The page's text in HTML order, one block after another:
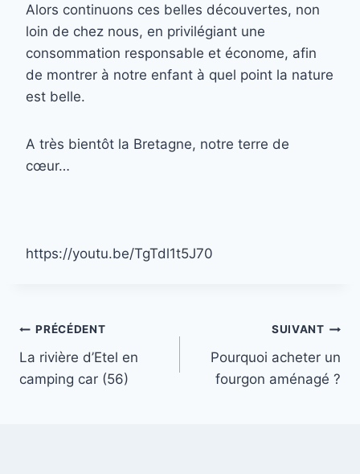
Alors continuons ces belles découvertes, non
loin de chez nous, en privilégiant une
consommation responsable et économe, afin
de montrer à notre enfant à quel point la nature
est belle.
A très bientôt la Bretagne, notre terre de
cœur…
https://youtu.be/TgTdl1t5J70
Navigation
de
PRÉCÉDENT
La rivière d’Etel en
camping car (56)
SUIVANT
Pourquoi acheter un
fourgon aménagé ?